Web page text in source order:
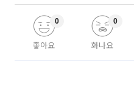
좋아요
0
화나요
0